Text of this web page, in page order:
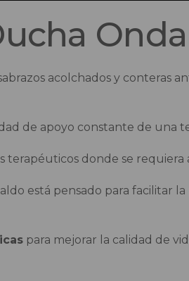
acolchados y conteras
de apoyo constante de una
donde se requiera
está pensado para facilitar
para mejorar la calidad de